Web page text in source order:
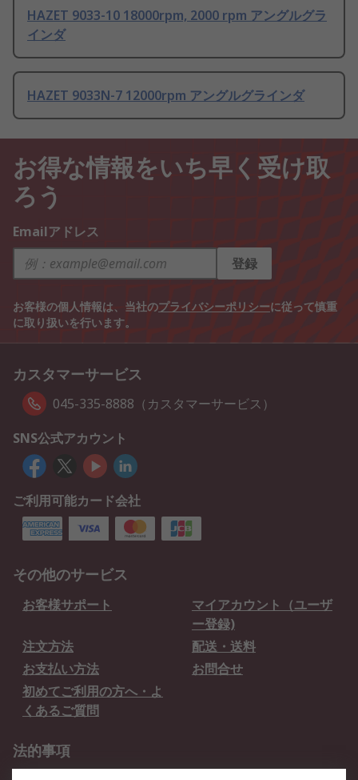
HAZET 9033-10 18000rpm, 2000 rpm アングルグラ
インダ
HAZET 9033N-7 12000rpm アングルグラインダ
お得な情報をいち早く受け取
ろう
Emailアドレス
登録
お客様の個人情報は、当社のプライバシーポリシーに従って慎重
に取り扱いを行います。
カスタマーサービス
045-335-8888（カスタマーサービス）
SNS公式アカウント
ご利用可能カード会社
その他のサービス
お客様サポート
マイアカウント（ユーザ
ー登録)
注文方法
配送・送料
お支払い方法
お問合せ
初めてご利用の方へ・よ
くあるご質問
法的事項